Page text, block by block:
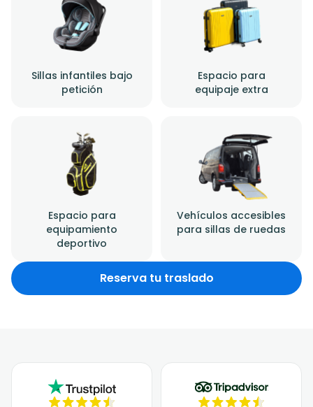
Sillas infantiles bajo
petición
Espacio para
equipaje extra
Espacio para
equipamiento
deportivo
Vehículos accesibles
para sillas de ruedas
Reserva tu traslado